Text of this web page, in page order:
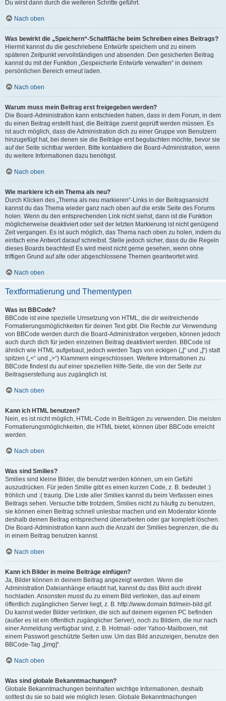
Du wirst dann durch die weiteren Schritte geführt.
Nach oben
Was bewirkt die „Speichern“-Schaltfläche beim Schreiben eines Beitrags?
Hiermit kannst du die geschriebene Entwürfe speichern und zu einem
späteren Zeitpunkt vervollständigen und absenden. Den gesicherten Beitrag
kannst du mit der Funktion „Gespeicherte Entwürfe verwalten“ in deinem
persönlichen Bereich erneut laden.
Nach oben
Warum muss mein Beitrag erst freigegeben werden?
Die Board-Administration kann entschieden haben, dass in dem Forum, in dem
du einen Beitrag erstellt hast, die Beiträge zuerst geprüft werden müssen. Es
ist auch möglich, dass die Administration dich zu einer Gruppe von Benutzern
hinzugefügt hat, bei denen sie die Beiträge erst begutachten möchte, bevor sie
auf der Seite sichtbar werden. Bitte kontaktiere die Board-Administration, wenn
du weitere Informationen dazu benötigst.
Nach oben
Wie markiere ich ein Thema als neu?
Durch Klicken des „Thema als neu markieren“-Links in der Beitragsansicht
kannst du das Thema wieder ganz nach oben auf die erste Seite des Forums
holen. Wenn du den entsprechenden Link nicht siehst, dann ist die Funktion
möglicherweise deaktiviert oder seit der letzten Markierung ist nicht genügend
Zeit vergangen. Es ist auch möglich, das Thema nach oben zu holen, indem du
einfach eine Antwort darauf schreibst. Stelle jedoch sicher, dass du die Regeln
dieses Boards beachtest! Es wird meist nicht gerne gesehen, wenn ohne
triftigen Grund auf alte oder abgeschlossene Themen geantwortet wird.
Nach oben
Textformatierung und Thementypen
Was ist BBCode?
BBCode ist eine spezielle Umsetzung von HTML, die dir weitreichende
Formatierungsmöglichkeiten für deinen Text gibt. Die Rechte zur Verwendung
von BBCode werden durch die Board-Administration vergeben, können jedoch
auch durch dich für jeden einzelnen Beitrag deaktiviert werden. BBCode ist
ähnlich wie HTML aufgebaut, jedoch werden Tags von eckigen („[“ und „]“) statt
spitzen („<“ und „>“) Klammern eingeschlossen. Weitere Informationen zu
BBCode findest du auf einer speziellen Hilfe-Seite, die von der Seite zur
Beitragserstellung aus zugänglich ist.
Nach oben
Kann ich HTML benutzen?
Nein, es ist nicht möglich, HTML-Code in Beiträgen zu verwenden. Die meisten
Formatierungsmöglichkeiten, die HTML bietet, können über BBCode erreicht
werden.
Nach oben
Was sind Smilies?
Smilies sind kleine Bilder, die benutzt werden können, um ein Gefühl
auszudrücken. Für jeden Smilie gibt es einen kurzen Code, z. B. bedeutet :)
fröhlich und :( traurig. Die Liste aller Smilies kannst du beim Verfassen eines
Beitrags sehen. Versuche bitte trotzdem, Smilies nicht zu häufig zu benutzen,
sie können einen Beitrag schnell unlesbar machen und ein Moderator könnte
deshalb deinen Beitrag entsprechend überarbeiten oder gar komplett löschen.
Die Board-Administration kann auch die Anzahl der Smilies begrenzen, die du
in einem Beitrag benutzen kannst.
Nach oben
Kann ich Bilder in meine Beiträge einfügen?
Ja, Bilder können in deinem Beitrag angezeigt werden. Wenn die
Administration Dateianhänge erlaubt hat, kannst du das Bild auch direkt
hochladen. Ansonsten musst du zu einem Bild verlinken, das auf einem
öffentlich zugänglichen Server liegt, z. B. http://www.domain.tld/mein-bild.gif.
Du kannst weder Bilder verlinken, die sich auf deinem eigenen PC befinden
(außer es ist ein öffentlich zugänglicher Server), noch zu Bildern, die nur nach
einer Anmeldung verfügbar sind, z. B. Hotmail- oder Yahoo-Mailboxen, mit
einem Passwort geschützte Seiten usw. Um das Bild anzuzeigen, benutze den
BBCode-Tag „[img]“.
Nach oben
Was sind globale Bekanntmachungen?
Globale Bekanntmachungen beinhalten wichtige Informationen, deshalb
solltest du sie so bald wie möglich lesen. Globale Bekanntmachungen